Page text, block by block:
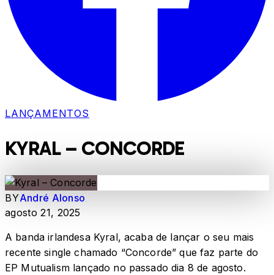
LANÇAMENTOS
KYRAL – CONCORDE
BYAndré Alonso
agosto 21, 2025
A banda irlandesa Kyral, acaba de lançar o seu mais
recente single chamado “Concorde” que faz parte do
EP Mutualism lançado no passado dia 8 de agosto.